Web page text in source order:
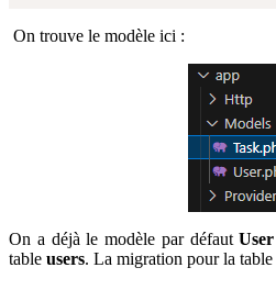
On trouve le modèle ici :
On a déjà le modèle par défautUser
table users. La migration pour la table